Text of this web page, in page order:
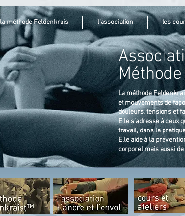
la méthode Feldenkrais l'association les
La méthode
et mouvements de
douleurs, tensions et
Elle s’adresse à ceux
travail, dans la
Elle aide à la
corporel mais aussi